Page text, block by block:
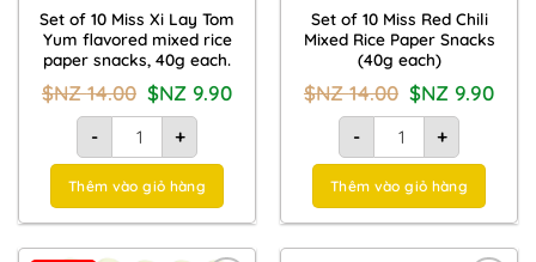
Set of 10 Miss Xi Lay Tom
Yum flavored mixed rice
paper snacks, 40g each.
$NZ14.00 Giá
gốc
là:
$NZ
14.00.
$NZ 9.90Giá
hiện
-
Set 10 bánh tráng trộn Xì lay vị tomyum Miss 40g quantity
+
Thêm vào giỏ hàng
Set of 10 Miss Red Chili
Mixed Rice Paper Snacks
(40g each)
$NZ14.00 Giá
gốc
là:
$NZ
14.00.
$NZ 9.90Giá
hiện
-
Set 10 bánh tráng
+
Thêm vào giỏ hàng